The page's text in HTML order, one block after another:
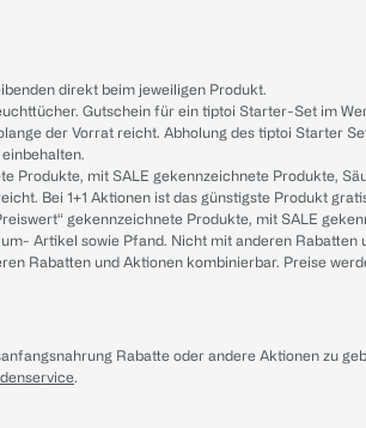
direkt beim jeweiligen Produkt.
Gutschein für ein tiptoi Starter-Set im
der Vorrat reicht. Abholung des tiptoi Starter
Produkte, mit SALE gekennzeichnete Produkte,
Bei 1+1 Aktionen ist das günstigste Produkt
gekennzeichnete Produkte, mit SALE
Artikel sowie Pfand. Nicht mit anderen
Rabatten und Aktionen kombinierbar. Preise
Rabatte oder andere Aktionen zu
.